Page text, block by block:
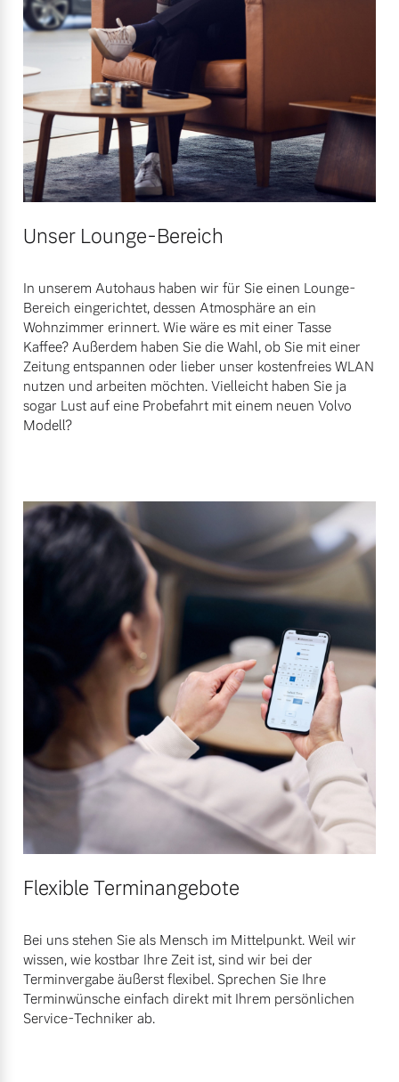
Unser Lounge-Bereich
In unserem Autohaus haben wir für Sie einen Lounge-
Bereich eingerichtet, dessen Atmosphäre an ein
Wohnzimmer erinnert. Wie wäre es mit einer Tasse
Kaffee? Außerdem haben Sie die Wahl, ob Sie mit einer
Zeitung entspannen oder lieber unser kostenfreies WLAN
nutzen und arbeiten möchten. Vielleicht haben Sie ja
sogar Lust auf eine Probefahrt mit einem neuen Volvo
Modell?
Flexible Terminangebote
Bei uns stehen Sie als Mensch im Mittelpunkt. Weil wir
wissen, wie kostbar Ihre Zeit ist, sind wir bei der
Terminvergabe äußerst flexibel. Sprechen Sie Ihre
Terminwünsche einfach direkt mit Ihrem persönlichen
Service-Techniker ab.